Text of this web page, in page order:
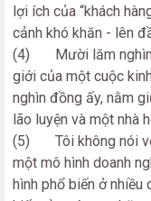
lợi ích của “khách
cảnh khó khăn - lên
(4) Mười lăm nghìn
giới của một cuộc
nghìn đồng ấy, nằm
lão luyện và một nhà
(5) Tôi không nói
một mô hình doanh
hình phổ biến ở nhiều